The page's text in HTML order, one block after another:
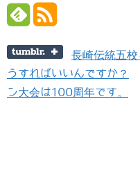
長崎伝統五校
うすればいいんですか？
ン大会は100周年です。